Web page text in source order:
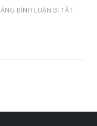
BÌNH LUẬN BỊ TẮT